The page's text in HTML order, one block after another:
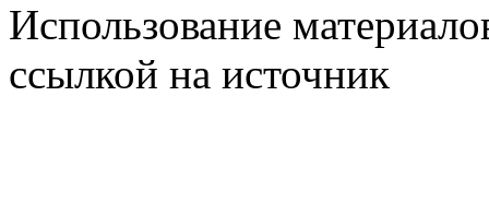
Использование
ссылкой на источник